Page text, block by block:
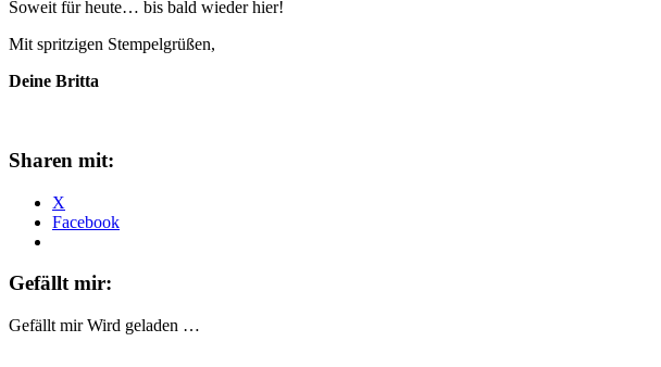
Soweit für heute… bis bald wieder hier!
Mit spritzigen Stempelgrüßen,
Deine Britta
Sharen mit:
X
Facebook
Gefällt mir:
Gefällt mir Wird geladen …